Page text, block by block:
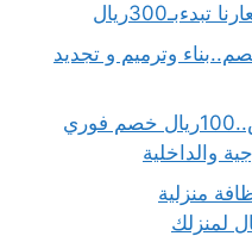
الرياض بـ18%خصم..بناء وترميم و تجديد
شركة تنظيف ارضيات بالرياض..100ريال خصم فوري
والداخلية
منزلية